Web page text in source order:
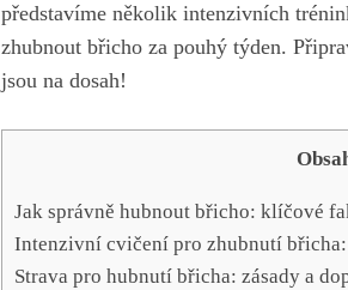
představíme několik intenzivních
zhubnout břicho za pouhý týden.
jsou na dosah!
Jak správně hubnout břicho: klíčové
Intenzivní cvičení pro zhubnutí
Strava pro hubnutí břicha: zásady a